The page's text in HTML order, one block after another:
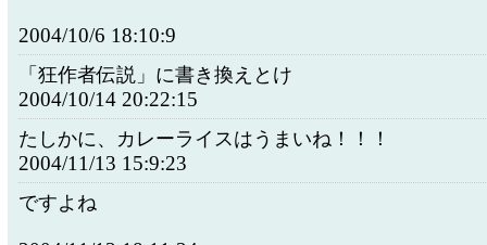
2004/10/6 18:10:9
「狂作者伝説」に書き換えとけ
2004/10/14 20:22:15
たしかに、カレーライスはうまいね！！！
2004/11/13 15:9:23
ですよね